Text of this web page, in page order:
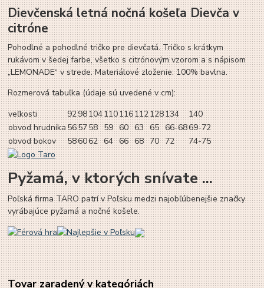
Dievčenská letná nočná košeľa Dievča v
citróne
Pohodlné a pohodlné tričko pre dievčatá. Tričko s krátkym
rukávom v šedej farbe, všetko s citrónovým vzorom a s nápisom
„LEMONADE“ v strede. Materiálové zloženie: 100% bavlna.
Rozmerová tabuľka (údaje sú uvedené v cm):
veľkosti
9298104110116112128134
140
obvod hrudníka 565758 59 60 63 65 66-6869-72
obvod bokov
586062 64 66 68 70 72 74-75
Pyžamá, v ktorých snívate ...
Poľská firma TARO patrí v Poľsku medzi najobľúbenejšie značky
vyrábajúce pyžamá a nočné košele.
Tovar zaradený v kategóriách